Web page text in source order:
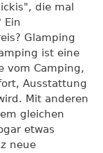
die mal
Ein
Glamping
ist eine
vom Camping,
Ausstattung
Mit anderen
gleichen
etwas
neue